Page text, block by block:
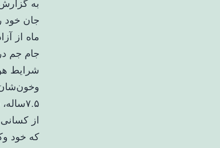
به
جان خود
ماه از
جام جم
شرایط
که خود